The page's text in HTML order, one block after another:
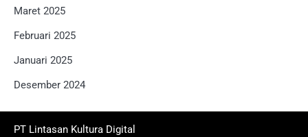
Maret 2025
Februari 2025
Januari 2025
Desember 2024
PT Lintasan Kultura Digital